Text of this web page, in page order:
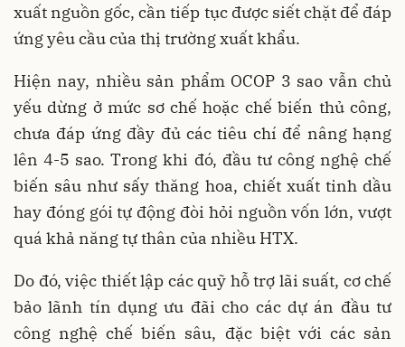
xuất nguồn gốc, cần tiếp tục được siết chặt để đáp
ứng yêu cầu của thị trường xuất khẩu.
Hiện nay, nhiều sản phẩm OCOP 3 sao vẫn chủ
yếu dừng ở mức sơ chế hoặc chế biến thủ công,
chưa đáp ứng đầy đủ các tiêu chí để nâng hạng
lên 4-5 sao. Trong khi đó, đầu tư công nghệ chế
biến sâu như sấy thăng hoa, chiết xuất tinh dầu
hay đóng gói tự động đòi hỏi nguồn vốn lớn, vượt
quá khả năng tự thân của nhiều HTX.
Do đó, việc thiết lập các quỹ hỗ trợ lãi suất, cơ chế
bảo lãnh tín dụng ưu đãi cho các dự án đầu tư
công nghệ chế biến sâu, đặc biệt với các sản